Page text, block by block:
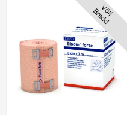
Välj
Bredd